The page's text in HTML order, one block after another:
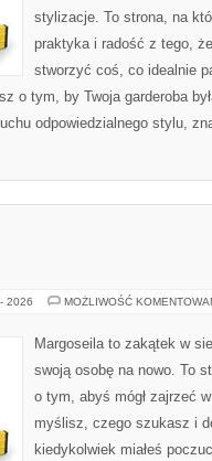
stylizacje. To strona, na
praktyka i radość z tego,
stworzyć coś, co idealnie
o tym, by Twoja garderoba
odpowiedzialnego stylu,
2026 MOŻLIWOŚĆ
Margoseila to zakątek w
swoją osobę na nowo. To
o tym, abyś mógł zajrzeć
myślisz, czego szukasz i
kiedykolwiek miałeś